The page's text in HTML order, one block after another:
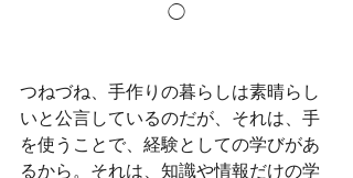
◯
つねづね、手作りの暮らしは素晴らし
いと公言しているのだが、それは、手
を使うことで、経験としての学びがあ
るから。それは、知識や情報だけの学